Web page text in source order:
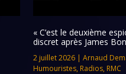
« C’est le deuxième
discret après James
2 juillet 2026| Arnaud
Humouristes, Radios, RMC